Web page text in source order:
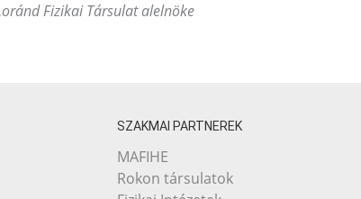
Fizikai Társulat alelnöke
SZAKMAI PARTNEREK
MAFIHE
Rokon társulatok